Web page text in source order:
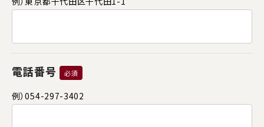
電話番号 必須
例）054-297-3402